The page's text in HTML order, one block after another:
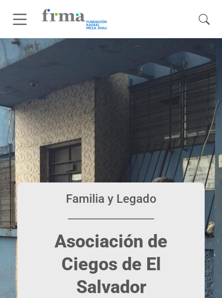
Familia y Legado
Asociación de
Ciegos de El
Salvador